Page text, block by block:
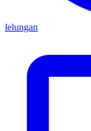
lelungan